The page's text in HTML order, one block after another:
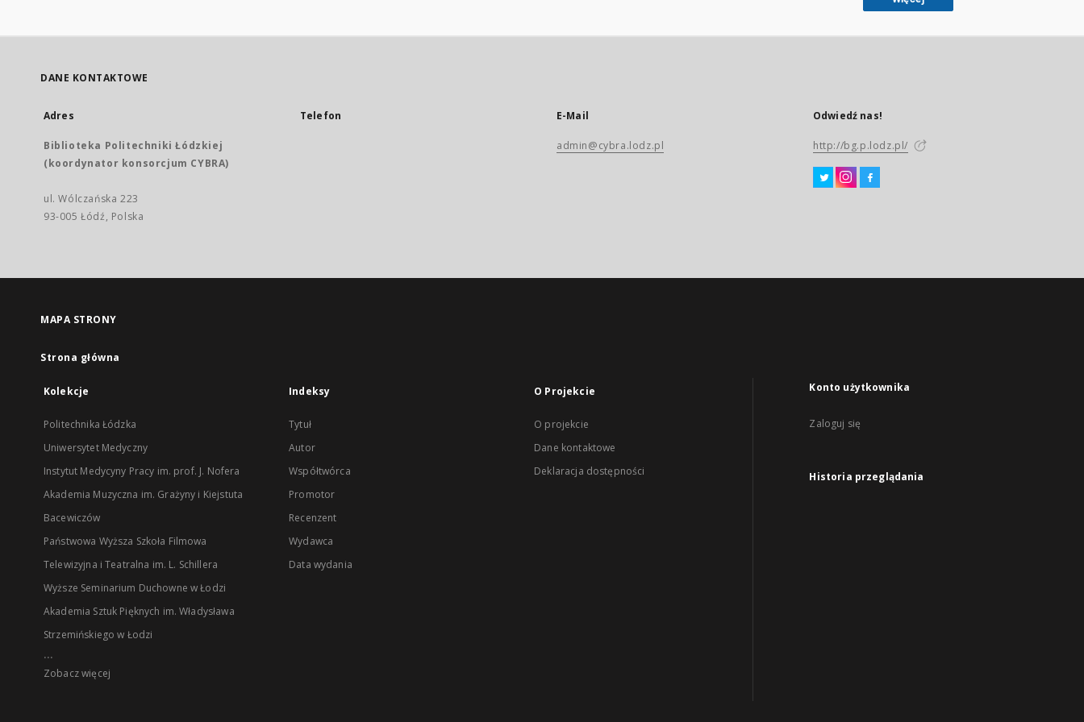
DANE KONTAKTOWE
Adres
Biblioteka Politechniki Łódzkiej
(koordynator konsorcjum CYBRA)
ul. Wólczańska 223
93-005 Łódź, Polska
Telefon E-Mail
admin@cybra.lodz.pl
Odwiedź nas!
http://bg.p.lodz.pl/
MAPA STRONY
Strona główna
Kolekcje
Politechnika Łódzka
Uniwersytet Medyczny
Instytut Medycyny Pracy im. prof. J. Nofera
Akademia Muzyczna im. Grażyny i Kiejstuta
Bacewiczów
Państwowa Wyższa Szkoła Filmowa
Telewizyjna i Teatralna im. L. Schillera
Wyższe Seminarium Duchowne w Łodzi
Akademia Sztuk Pięknych im. Władysława
Strzemińskiego w Łodzi
...
Zobacz więcej
Indeksy
Tytuł
Autor
Współtwórca
Promotor
Recenzent
Wydawca
Data wydania
O Projekcie
O projekcie
Dane kontaktowe
Deklaracja dostępności
Konto użytkownika
Zaloguj się
Historia przeglądania